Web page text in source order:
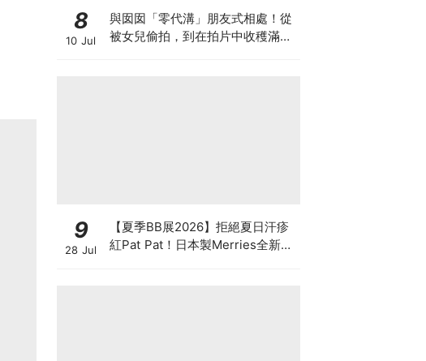
8
10 Jul
與囡囡「零代溝」朋友式相處！從
被女兒偷拍，到在拍片中收穫滿足
9
28 Jul
【夏季BB展2026】拒絕夏日汗疹
紅Pat Pat！日本製Merries全新超